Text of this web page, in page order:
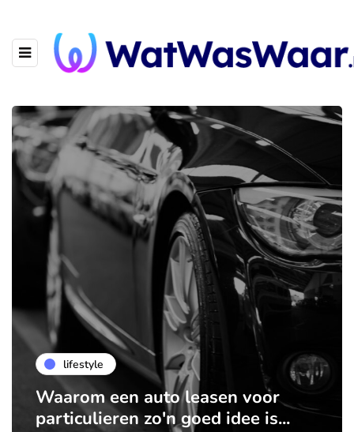
lifestyle
Waarom een auto leasen voor
particulieren zo'n goed idee is...